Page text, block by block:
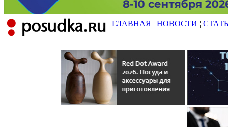
ГЛАВНАЯ ¦ НОВОСТИ ¦